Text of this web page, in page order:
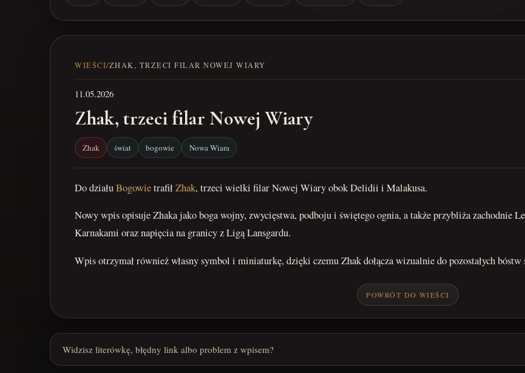
WIEŚCI/ZHAK, TRZECI FILAR NOWEJ WIARY
11.05.2026
Zhak, trzeci filar Nowej Wiary
Zhak świat bogowie Nowa Wiara
Do działuBogowietrafiłZhak, trzeci wielki filar Nowej Wiary obok Delidii i Malakusa.
Nowy wpis opisuje Zhaka jako boga wojny, zwycięstwa, podboju i świętego ognia, a także przybliża zachodnie
Karnakami oraz napięcia na granicy z Ligą Lansgardu.
Wpis otrzymał również własny symbol i miniaturkę, dzięki czemu Zhak dołącza wizualnie do pozostałych bóstw
POWRÓT DO WIEŚCI
Widzisz literówkę, błędny link albo problem z wpisem?